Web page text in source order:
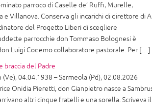
parroco di Caselle de’ Ruffi, Murelle,
e Villanova. Conserva gli incarichi di direttore di
del Progetto Liberi di scegliere
parrocchie don Tommaso Bolognesi è
Luigi Codemo collaboratore pastorale. Per […]
braccia del Padre
04.04.1938 – Sarmeola (Pd), 02.08.2026
Onidia Pieretti, don Gianpietro nasce a
altri cinque fratelli e una sorella. Scriveva il